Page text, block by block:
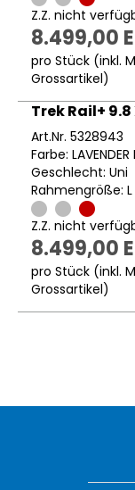
Z.Z. nicht
8.499,00
pro Stück (inkl.
Grossartikel)
Trek Rail+ 9.8
Art.Nr. 5328943
Farbe: LAVENDER
Geschlecht: Uni
Rahmengröße: L
Z.Z. nicht
8.499,00
pro Stück (inkl.
Grossartikel)